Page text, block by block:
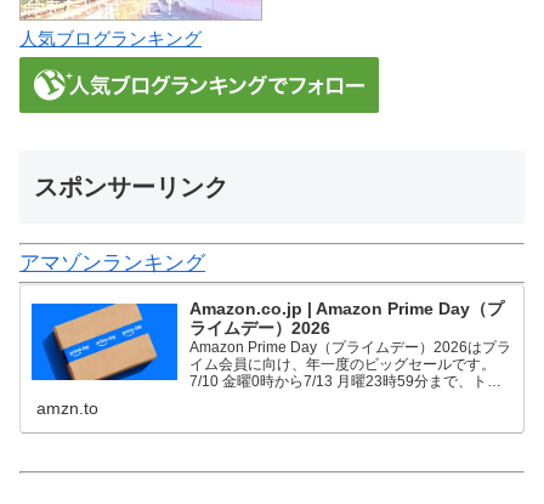
人気ブログランキング
スポンサーリンク
アマゾンランキング
Amazon.co.jp | Amazon Prime Day（プ
ライムデー）2026
Amazon Prime Day（プライムデー）2026はプラ
イム会員に向け、年一度のビッグセールです。
7/10 金曜0時から7/13 月曜23時59分まで、トッ
amzn.to